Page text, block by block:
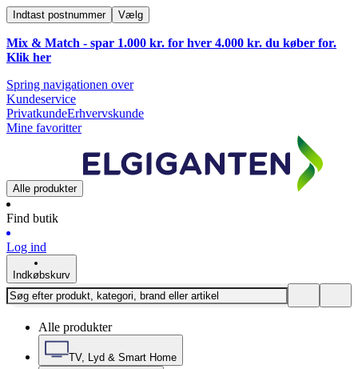
Indtast postnummer Vælg
Mix & Match - spar 1.000 kr. for hver 4.000 kr. du køber for.
Klik her
Spring navigationen over
Kundeservice
PrivatkundeErhvervskunde
Mine favoritter
Alle produkter
Find butik
Log ind
Indkøbskurv
Alle produkter
TV, Lyd & Smart Home